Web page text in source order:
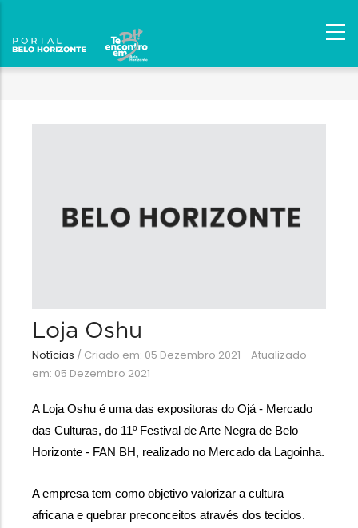
Loja Oshu
Notícias / Criado em: 05 Dezembro 2021 - Atualizado
em: 05 Dezembro 2021
A Loja Oshu é uma das expositoras do Ojá - Mercado
das Culturas, do 11º Festival de Arte Negra de Belo
Horizonte - FAN BH, realizado no Mercado da Lagoinha.
A empresa tem como objetivo valorizar a cultura
africana e quebrar preconceitos através dos tecidos.